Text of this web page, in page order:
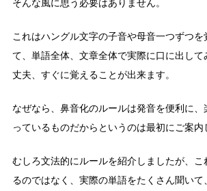
そんな風に思う必要はありません。
これはハングル文字の子音や母音一つずつを
て、単語全体、文章全体で実際に口に出して
丈夫、すぐに覚えることが出来ます。
なぜなら、鼻音化のルールは発音を便利に、
っているものだからというのは最初にご案内
むしろ文法的にルールを紹介しましたが、こ
るのではなく、実際の単語をたくさん聞いて